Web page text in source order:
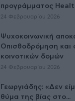
προγράμματος
24 Φεβρουαρίου 2026
Ψυχοκοινωνική
Οπισθοδρόμηση και
κοινοτικών δομών
24 Φεβρουαρίου 2026
Γεωργιάδης: «Δεν
θύμα της βίας στο...